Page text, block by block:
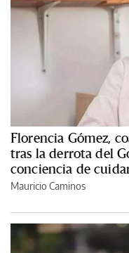
Florencia Gómez,
tras la derrota del
conciencia de
Mauricio Caminos